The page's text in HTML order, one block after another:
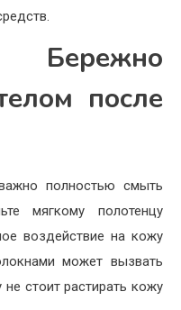
после
полностью смыть
мягкому полотенцу
воздействие на кожу
может вызвать
стоит растирать кожу